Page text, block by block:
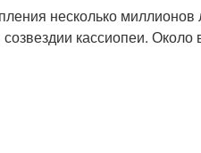
несколько миллионов
кассиопеи. Около